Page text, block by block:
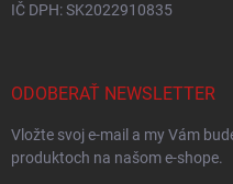
IČ DPH: SK2022910835
ODOBERAŤ NEWSLETTER
Vložte svoj e-mail a my Vám
produktoch na našom e-shope.